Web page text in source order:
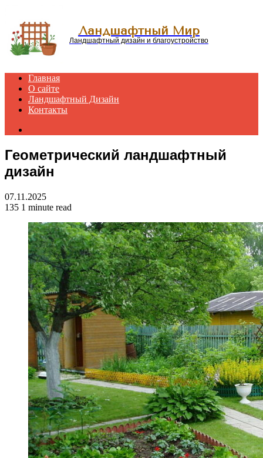
Ландшафтный Мир
Ландшафтный дизайн и благоустройство
Главная
О сайте
Ландшафтный Дизайн
Контакты
Геометрический ландшафтный
дизайн
07.11.2025
135 1 minute read